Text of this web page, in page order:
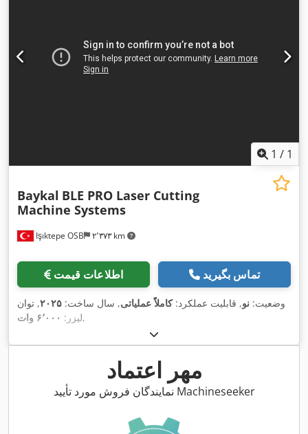
1 / 1
Işıktepe OSB ۲٬۳۷۳ km
Baykal BLE PRO Laser Cutting
Machine Systems
اطلاعات قیمت تماس بگیرید
وضعیت: نو, قابلیت عملکرد:کاملاً عملیاتی, سال ساخت: ۲۰۲۵, توان
لیزر: ۶٬۰۰۰ وات ,
مهر اعتماد
نمایندگان فروش مورد تأیید Machineseeker